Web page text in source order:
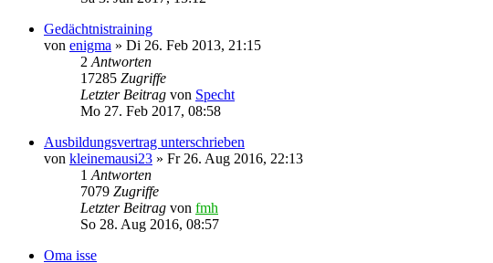
Gedächtnistraining
von enigma » Di 26. Feb 2013, 21:15
2 Antworten
17285 Zugriffe
Letzter Beitrag von Specht
Mo 27. Feb 2017, 08:58
Ausbildungsvertrag unterschrieben
von kleinemausi23 » Fr 26. Aug 2016, 22:13
1 Antworten
7079 Zugriffe
Letzter Beitrag von fmh
So 28. Aug 2016, 08:57
Oma isse